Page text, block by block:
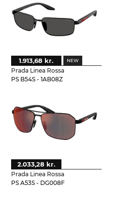
Prada Linea Rossa
PS B54S - 1AB08Z
1.913,68 kr.
Prada Linea Rossa
PS A53S - DG008F
2.033,28 kr.